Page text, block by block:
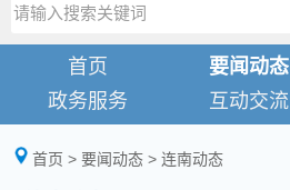
首页 要闻动态
政务服务
互动交流
首页 >要闻动态 >连南动态